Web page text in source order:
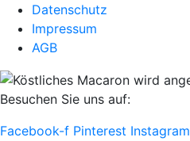
Datenschutz
Impressum
AGB
Besuchen Sie uns auf:
Facebook-f Pinterest Instagram